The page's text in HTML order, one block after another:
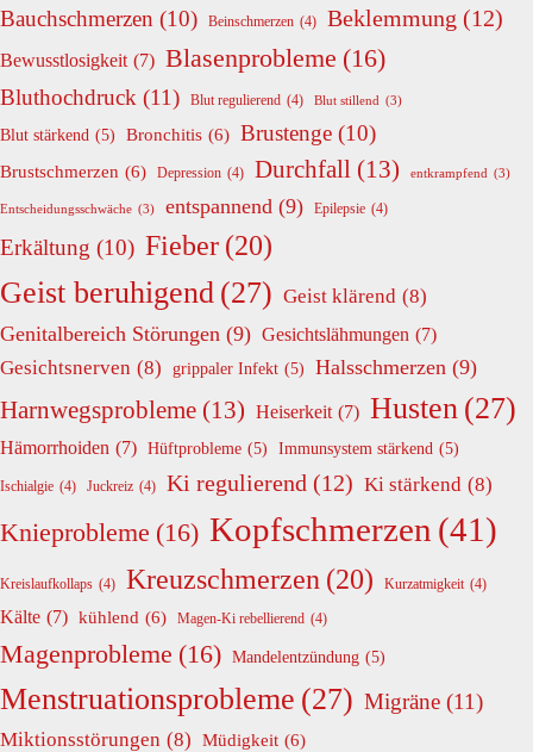
Bauchschmerzen (10) Beinschmerzen (4) Beklemmung (12)
Bewusstlosigkeit (7) Blasenprobleme (16)
Bluthochdruck (11) Blut regulierend (4) Blut stillend (3)
Blut stärkend (5) Bronchitis (6) Brustenge (10)
Brustschmerzen (6) Depression (4) Durchfall (13) entkrampfend (3)
Entscheidungsschwäche (3) entspannend (9) Epilepsie (4)
Erkältung (10) Fieber (20)
Geist beruhigend (27) Geist klärend (8)
Genitalbereich Störungen (9) Gesichtslähmungen (7)
Gesichtsnerven (8) grippaler Infekt (5) Halsschmerzen (9)
Harnwegsprobleme (13) Heiserkeit (7) Husten (27)
Hämorrhoiden (7) Hüftprobleme (5) Immunsystem stärkend (5)
Ischialgie (4) Juckreiz (4) Ki regulierend (12) Ki stärkend (8)
Knieprobleme (16) Kopfschmerzen (41)
Kreislaufkollaps (4) Kreuzschmerzen (20) Kurzatmigkeit (4)
Kälte (7) kühlend (6) Magen-Ki rebellierend (4)
Magenprobleme (16) Mandelentzündung (5)
Menstruationsprobleme (27) Migräne (11)
Miktionsstörungen (8) Müdigkeit (6)